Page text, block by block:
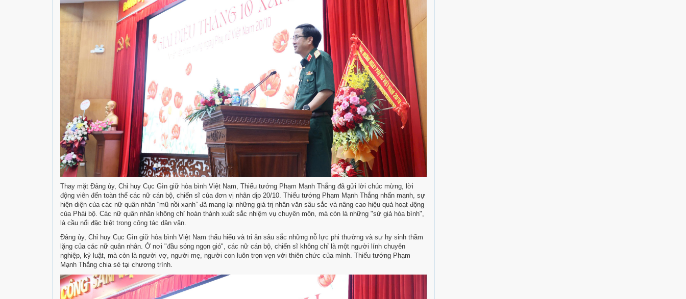
Thay mặt Đảng ủy, Chỉ huy Cục Gìn giữ hòa bình Việt Nam, Thiếu tướng Phạm Mạnh Thắng đã gửi lời chúc mừng, lời
động viên đến toàn thể các nữ cán bộ, chiến sĩ của đơn vị nhân dịp 20/10. Thiếu tướng Phạm Mạnh Thắng nhấn mạnh, sự
hiện diện của các nữ quân nhân “mũ nồi xanh” đã mang lại những giá trị nhân văn sâu sắc và nâng cao hiệu quả hoạt động
của Phái bộ. Các nữ quân nhân không chỉ hoàn thành xuất sắc nhiệm vụ chuyên môn, mà còn là những "sứ giả hòa bình",
là cầu nối đặc biệt trong công tác dân vận.
Đảng ủy, Chỉ huy Cục Gìn giữ hòa bình Việt Nam thấu hiểu và tri ân sâu sắc những nỗ lực phi thường và sự hy sinh thầm
lặng của các nữ quân nhân. Ở nơi "đầu sóng ngọn gió", các nữ cán bộ, chiến sĩ không chỉ là một người lính chuyên
nghiệp, kỷ luật, mà còn là người vợ, người mẹ, người con luôn trọn vẹn với thiên chức của mình. Thiếu tướng Phạm
Mạnh Thắng chia sẻ tại chương trình.